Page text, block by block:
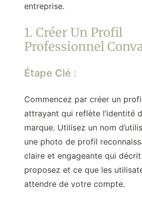
entreprise.
1. Créer Un Profil
Professionnel
Étape Clé :
Commencez par créer un
attrayant qui reflète l’identité
marque. Utilisez un nom
une photo de profil
claire et engageante qui
proposez et ce que les
attendre de votre compte.